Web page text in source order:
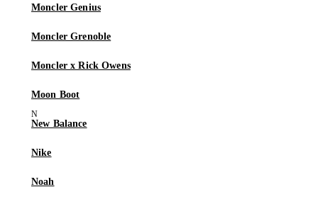
Moncler Genius
Moncler Grenoble
Moncler x Rick Owens
Moon Boot
New Balance
Nike
Noah